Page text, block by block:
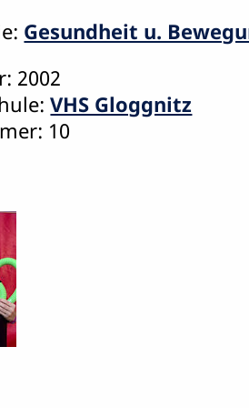
Gesundheit u.
2002
VHS Gloggnitz
10